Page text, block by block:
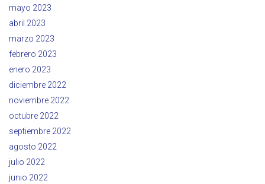
mayo 2023
abril 2023
marzo 2023
febrero 2023
enero 2023
diciembre 2022
noviembre 2022
octubre 2022
septiembre 2022
agosto 2022
julio 2022
junio 2022